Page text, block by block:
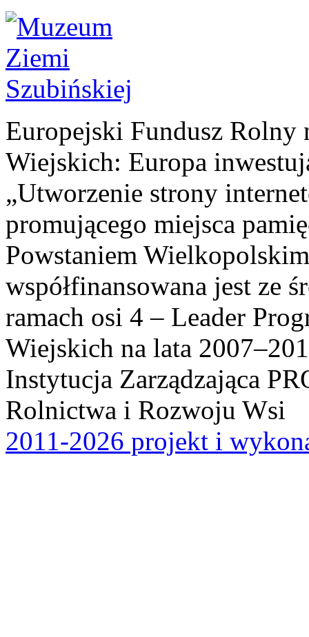
Europejski Fundusz Rolny
Wiejskich: Europa
„Utworzenie strony
promującego miejsca
Powstaniem
współfinansowana jest ze
ramach osi 4 – Leader
Wiejskich na lata
Instytucja Zarządzająca
Rolnictwa i Rozwoju Wsi
2011-2026 projekt i